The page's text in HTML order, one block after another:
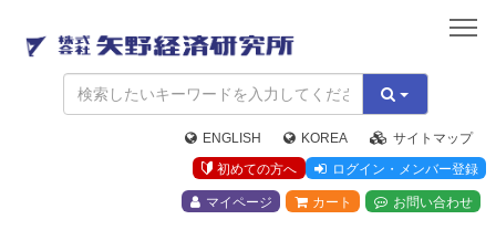
矢
野
経
済
研
究
所
ENGLISH KOREA
サイトマップ
初めての方へ
ログイン・メンバー登録
マイページ カート お問い合わせ